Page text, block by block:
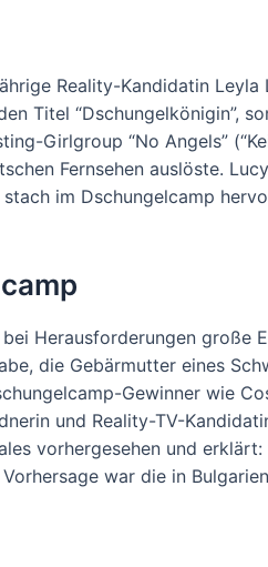
Reality-Kandidatin
Titel “Dschungelkönigin”,
Girlgroup “No Angels”
Fernsehen auslöste.
im Dschungelcamp
Herausforderungen große
die Gebärmutter eines
Gewinner wie
und Reality-TV-
vorhergesehen und
war die in